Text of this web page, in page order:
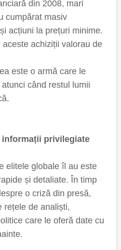
din 2008, mari
cumpărat masiv
acțiuni la prețuri minime.
achiziții valorau de
este o armă care le
când restul lumii
informații privilegiate
elitele globale îl au este
și detaliate. În timp
o criză din presă,
rețele de analiști,
care le oferă date cu